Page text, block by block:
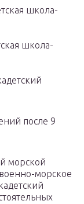
школа-
школа-
после 9
морской
морское